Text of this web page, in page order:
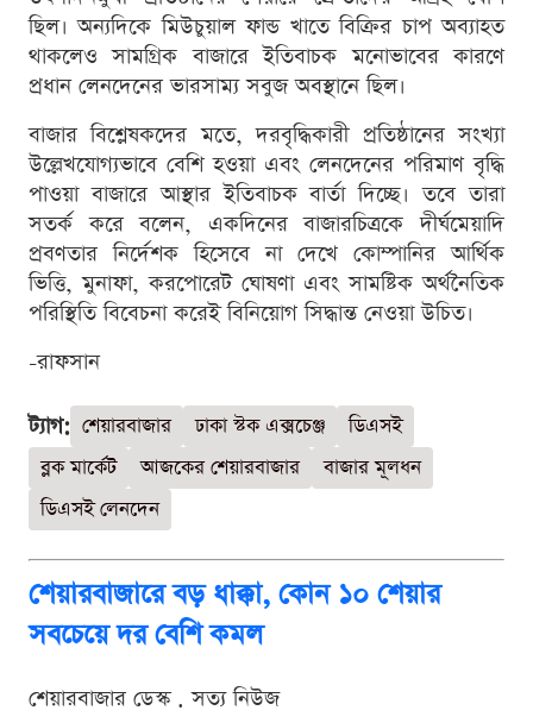
ছিল। অন্যদিকে মিউচুয়াল ফান্ড খাতে বিক্রির চাপ অব্যাহত
থাকলেও সামগ্রিক বাজারে ইতিবাচক মনোভাবের কারণে
প্রধান লেনদেনের ভারসাম্য সবুজ অবস্থানে ছিল।
বাজার বিশ্লেষকদের মতে, দরবৃদ্ধিকারী প্রতিষ্ঠানের সংখ্যা
উল্লেখযোগ্যভাবে বেশি হওয়া এবং লেনদেনের পরিমাণ বৃদ্ধি
পাওয়া বাজারে আস্থার ইতিবাচক বার্তা দিচ্ছে। তবে তারা
সতর্ক করে বলেন, একদিনের বাজারচিত্রকে দীর্ঘমেয়াদি
প্রবণতার নির্দেশক হিসেবে না দেখে কোম্পানির আর্থিক
ভিত্তি, মুনাফা, করপোরেট ঘোষণা এবং সামষ্টিক অর্থনৈতিক
পরিস্থিতি বিবেচনা করেই বিনিয়োগ সিদ্ধান্ত নেওয়া উচিত।
-রাফসান
ট্যাগ: শেয়ারবাজার ঢাকা স্টক এক্সচেঞ্জ
ডিএসই
ব্লক মার্কেট
আজকের শেয়ারবাজার
বাজার মূলধন
ডিএসই লেনদেন
শেয়ারবাজারে বড় ধাক্কা, কোন ১০ শেয়ার
সবচেয়ে দর বেশি কমল
শেয়ারবাজার ডেস্ক . সত্য নিউজ